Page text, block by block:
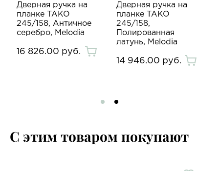
Дверная ручка на
планке TAKO
245/158, Античное
серебро, Melodia
16 826.00 руб.
Дверная ручка на
планке TAKO
245/158,
Полированная
латунь, Melodia
14 946.00 руб.
С этим товаром покупают